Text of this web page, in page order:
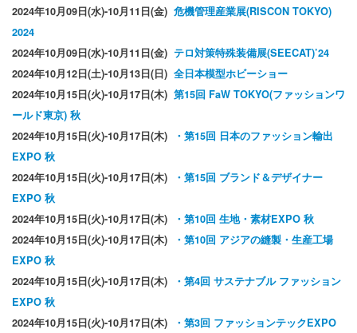
2024年10月09日(水)-10月11日(金) 危機管理産業展(RISCON TOKYO)
2024
2024年10月09日(水)-10月11日(金) テロ対策特殊装備展(SEECAT)’24
2024年10月12日(土)-10月13日(日) 全日本模型ホビーショー
2024年10月15日(火)-10月17日(木) 第15回 FaW TOKYO(ファッションワ
ールド東京) 秋
2024年10月15日(火)-10月17日(木)
・第15回 日本のファッション輸出
EXPO 秋
2024年10月15日(火)-10月17日(木)
・第15回 ブランド＆デザイナー
EXPO 秋
2024年10月15日(火)-10月17日(木)
・第10回 生地・素材EXPO 秋
2024年10月15日(火)-10月17日(木)
・第10回 アジアの縫製・生産工場
EXPO 秋
2024年10月15日(火)-10月17日(木)
・第4回 サステナブル ファッション
EXPO 秋
2024年10月15日(火)-10月17日(木)
・第3回 ファッションテックEXPO